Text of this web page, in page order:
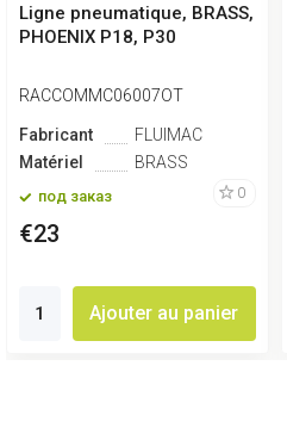
Ligne pneumatique, BRASS,
PHOENIX P18, P30
RACCOMMC06007OT
Fabricant
FLUIMAC
Matériel
BRASS
под заказ 0
€23
Ajouter au panier